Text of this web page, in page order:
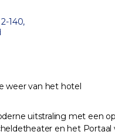
140,
weer van het hotel
uitstraling met een
en het Portaal